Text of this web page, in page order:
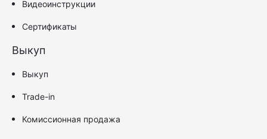
Видеоинструкции
Сертификаты
Выкуп
Выкуп
Trade-in
Комиссионная продажа